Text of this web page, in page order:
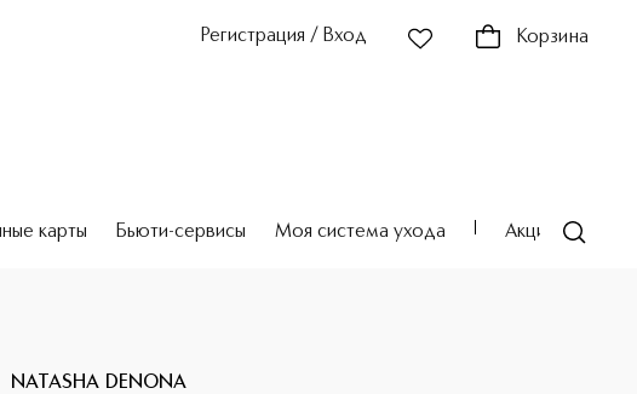
Регистрация / Вход Корзина
карты Бьюти-сервисы Моя система ухода Акции
NATASHA DENONA